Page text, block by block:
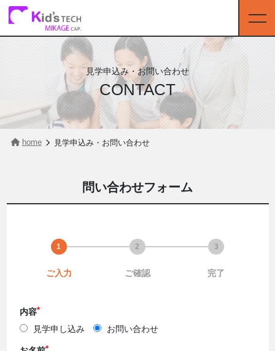
見学申込み・お問い合わせ
CONTACT
home 見学申込み・お問い合わせ
問い合わせフォーム
ご入力 ご確認 完了
内容
見学申し込み
お問い合わせ